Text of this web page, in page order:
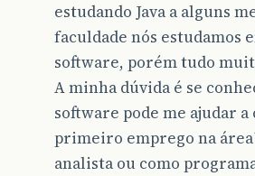
estudando Java a alguns
faculdade nós estudamos
software, porém tudo
A minha dúvida é se
software pode me ajudar
primeiro emprego na
analista ou como